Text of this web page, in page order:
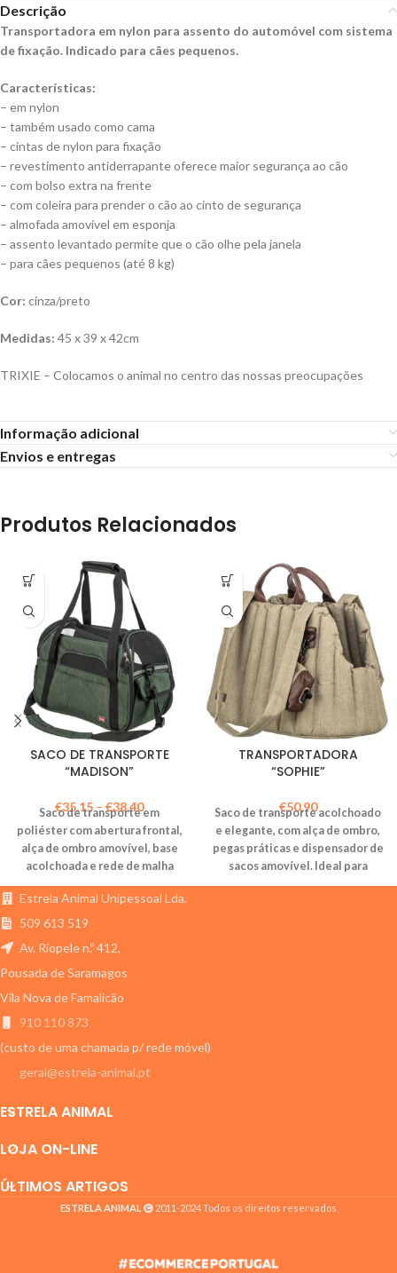
Descrição
Transportadora em nylon para assento do automóvel com sistema
de fixação. Indicado para cães pequenos.
Características:
– em nylon
– também usado como cama
– cintas de nylon para fixação
– revestimento antiderrapante oferece maior segurança ao cão
– com bolso extra na frente
– com coleira para prender o cão ao cinto de segurança
– almofada amovível em esponja
– assento levantado permite que o cão olhe pela janela
– para cães pequenos (até 8 kg)
Cor: cinza/preto
Medidas: 45 x 39 x 42cm
TRIXIE – Colocamos o animal no centro das nossas preocupações
Informação adicional
Envios e entregas
Produtos Relacionados
SACO DE TRANSPORTE
“MADISON”
€35,15 – €38,40
Saco de transporte em
poliéster com abertura frontal,
alça de ombro amovível, base
acolchoada e rede de malha
extra fina contra insetos. Pode
ser fixado a um trolley e inclui
fechos de segurança.
TRANSPORTADORA
“SOPHIE”
€50,90
Saco de transporte acolchoado
e elegante, com alça de ombro,
pegas práticas e dispensador de
sacos amovível. Ideal para
passeios confortáveis com o seu
Estrela Animal Unipessoal Lda.
509 613 519
Av. Riopele n.º 412,
Pousada de Saramagos
Vila Nova de Famalicão
910 110 873
(custo de uma chamada p/ rede móvel)
geral@estrela-animal.pt
ESTRELA ANIMAL
LOJA ON-LINE
ÚLTIMOS ARTIGOS
ESTRELA ANIMAL 2011-2024 Todos os direitos reservados